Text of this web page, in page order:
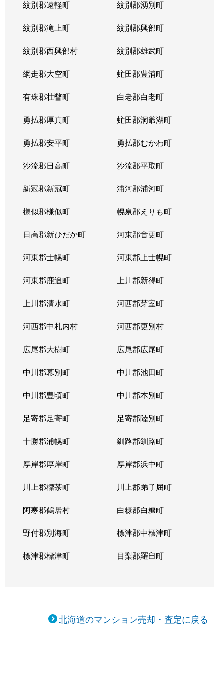
紋別郡遠軽町 紋別郡湧別町
紋別郡滝上町 紋別郡興部町
紋別郡西興部村 紋別郡雄武町
網走郡大空町 虻田郡豊浦町
有珠郡壮瞥町 白老郡白老町
勇払郡厚真町 虻田郡洞爺湖町
勇払郡安平町 勇払郡むかわ町
沙流郡日高町 沙流郡平取町
新冠郡新冠町 浦河郡浦河町
様似郡様似町 幌泉郡えりも町
日高郡新ひだか町 河東郡音更町
河東郡士幌町 河東郡上士幌町
河東郡鹿追町 上川郡新得町
上川郡清水町 河西郡芽室町
河西郡中札内村 河西郡更別村
広尾郡大樹町 広尾郡広尾町
中川郡幕別町 中川郡池田町
中川郡豊頃町 中川郡本別町
足寄郡足寄町 足寄郡陸別町
十勝郡浦幌町 釧路郡釧路町
厚岸郡厚岸町 厚岸郡浜中町
川上郡標茶町 川上郡弟子屈町
阿寒郡鶴居村 白糠郡白糠町
野付郡別海町 標津郡中標津町
標津郡標津町 目梨郡羅臼町
北海道のマンション売却・査定に戻る